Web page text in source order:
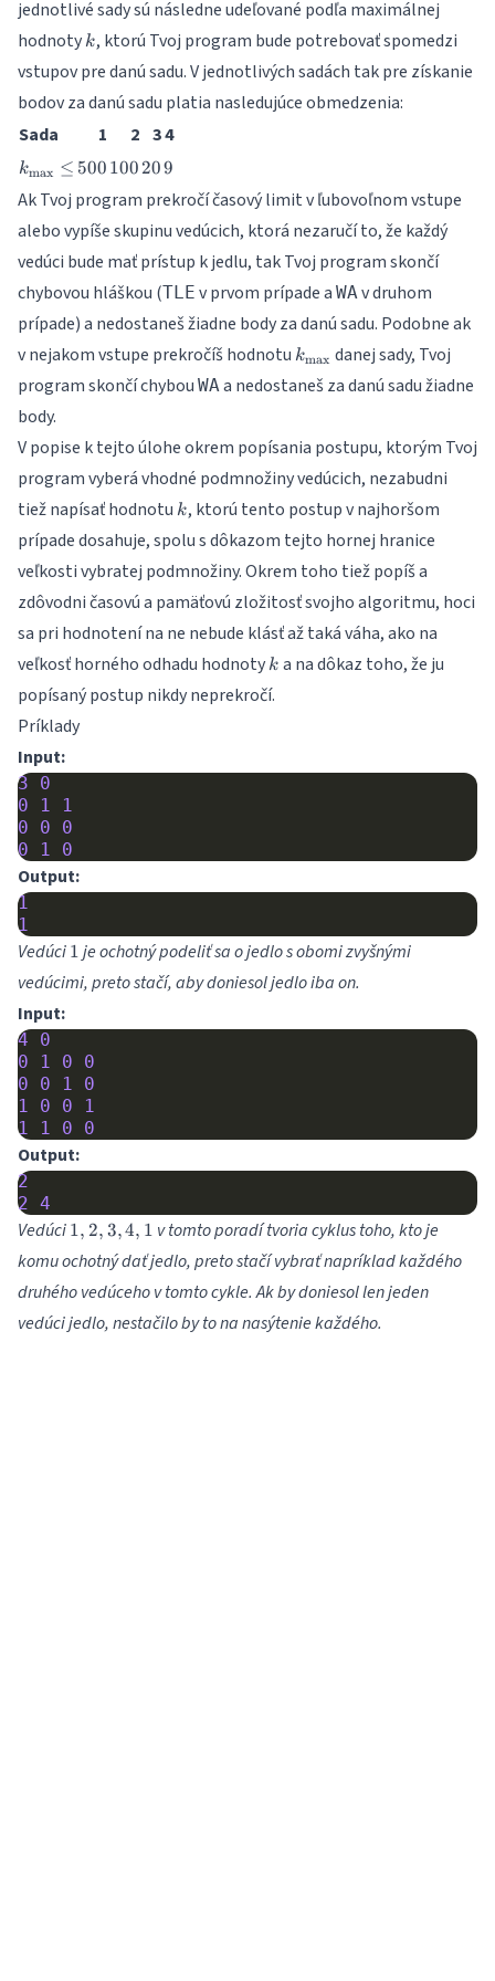
n
\leq
1000
jednotlivé sady sú následne udeľované podľa maximálnej
hodnoty k
k, ktorú Tvoj program bude potrebovať spomedzi
vstupov pre danú sadu. V jednotlivých sadách tak pre získanie
bodov za danú sadu platia nasledujúce obmedzenia:
Sada
1 2 34
k_{\max}
kmax ≤ 500
500 100
100 20
209
9
Ak Tvoj program prekročí časový limit v ľubovoľnom vstupe
alebo vypíše skupinu vedúcich, ktorá nezaručí to, že každý
vedúci bude mať prístup k jedlu, tak Tvoj program skončí
chybovou hláškou (TLE v prvom prípade a WAv druhom
prípade) a nedostaneš žiadne body za danú sadu. Podobne ak
v nejakom vstupe prekročíš hodnotu k_{\max}
kmax danej sady, Tvoj
program skončí chybou WAa nedostaneš za danú sadu žiadne
body.
V popise k tejto úlohe okrem popísania postupu, ktorým Tvoj
program vyberá vhodné podmnožiny vedúcich, nezabudni
tiež napísať hodnotu k
k, ktorú tento postup v najhoršom
prípade dosahuje, spolu s dôkazom tejto hornej hranice
veľkosti vybratej podmnožiny. Okrem toho tiež popíš a
zdôvodni časovú a pamäťovú zložitosť svojho algoritmu, hoci
sa pri hodnotení na ne nebude klásť až taká váha, ako na
veľkosť horného odhadu hodnoty k
k a na dôkaz toho, že ju
popísaný postup nikdy neprekročí.
Príklady
Input:
3
0
0
1
1
0
0
0
0
1 0
Output:
1
1
Vedúci 1
1 je ochotný podeliť sa o jedlo s obomi zvyšnými
vedúcimi, preto stačí, aby doniesol jedlo iba on.
Input:
4
0
0
1 0
0
0
0 1
0
1
0 0
1
1
1 0 0
Output:
2
2 4
Vedúci 1,
3,
4,
1
1, 2, 3,4, 1 v tomto poradí tvoria cyklus toho, kto je
komu ochotný dať jedlo, preto stačí vybrať napríklad každého
druhého vedúceho v tomto cykle. Ak by doniesol len jeden
vedúci jedlo, nestačilo by to na nasýtenie každého.